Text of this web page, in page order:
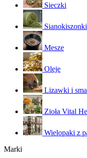
Sieczki
Sianokiszonki
Mesze
Oleje
Lizawki i
Zioła Vital
Wielopaki z
Marki